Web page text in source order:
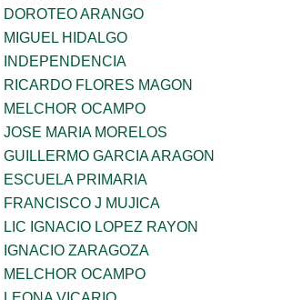
DOROTEO ARANGO
MIGUEL HIDALGO
INDEPENDENCIA
RICARDO FLORES MAGON
MELCHOR OCAMPO
JOSE MARIA MORELOS
GUILLERMO GARCIA ARAGON
ESCUELA PRIMARIA
FRANCISCO J MUJICA
LIC IGNACIO LOPEZ RAYON
IGNACIO ZARAGOZA
MELCHOR OCAMPO